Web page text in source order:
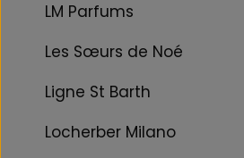
LM Parfums
Les Sœurs de Noé
Ligne St Barth
Locherber Milano